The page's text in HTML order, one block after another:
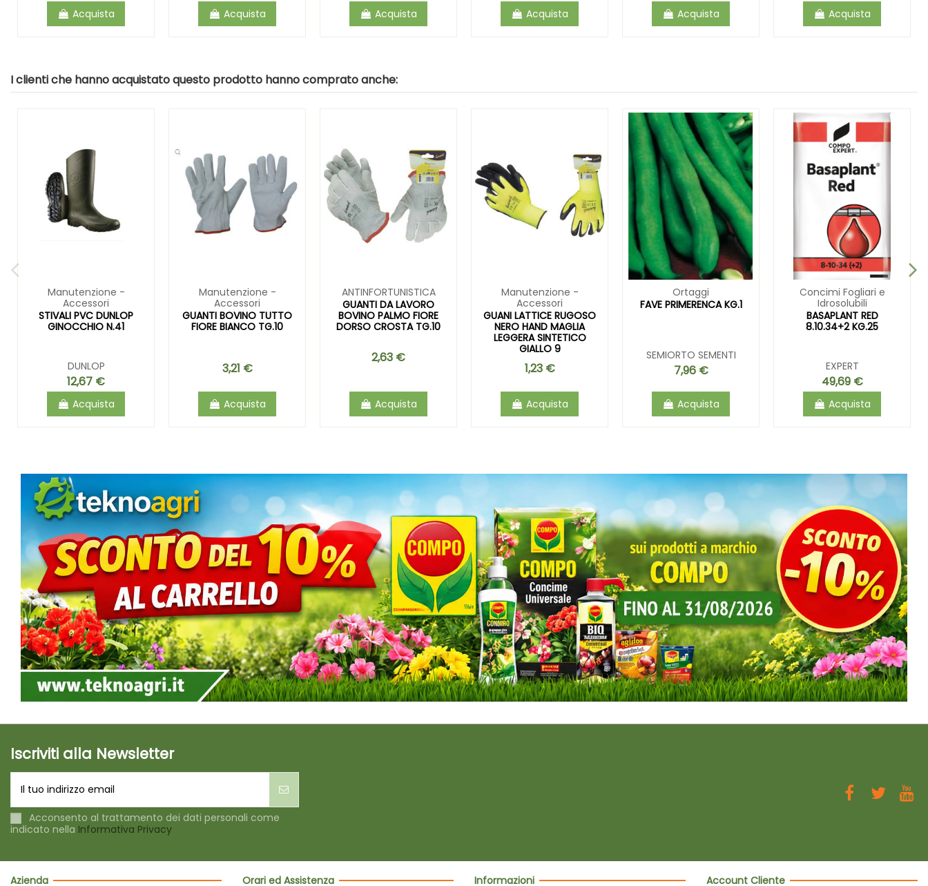
Acquista Acquista Acquista Acquista Acquista Acquista
I clienti che hanno acquistato questo prodotto hanno comprato anche:
Manutenzione -
Accessori
STIVALI PVC DUNLOP
GINOCCHIO N.41
DUNLOP
12,67 €
Acquista
Manutenzione -
Accessori
GUANTI BOVINO TUTTO
FIORE BIANCO TG.10
3,21 €
Acquista
ANTINFORTUNISTICA
GUANTI DA LAVORO
BOVINO PALMO FIORE
DORSO CROSTA TG.10
2,63 €
Acquista
Manutenzione -
Accessori
GUANI LATTICE RUGOSO
NERO HAND MAGLIA
LEGGERA SINTETICO
GIALLO 9
1,23 €
Acquista
Ortaggi
FAVE PRIMERENCA KG.1
SEMIORTO SEMENTI
7,96 €
Acquista
Concimi Fogliari e
Idrosolubili
BASAPLANT RED
8.10.34+2 KG.25
EXPERT
49,69 €
Acquista
Iscriviti alla Newsletter
Acconsento al trattamento dei dati personali come
indicato nella Informativa Privacy
Azienda Orari ed Assistenza Informazioni Account Cliente